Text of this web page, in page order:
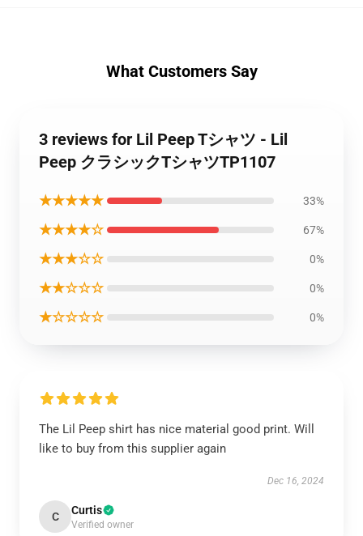
What Customers Say
3 reviews for Lil Peep Tシャツ - Lil
Peep クラシックTシャツTP1107
★★★★★ 33%
★★★★☆ 67%
★★★☆☆ 0%
★★☆☆☆ 0%
★☆☆☆☆ 0%
The Lil Peep shirt has nice material good print. Will
like to buy from this supplier again
Dec 16, 2024
C Curtis
Verified owner